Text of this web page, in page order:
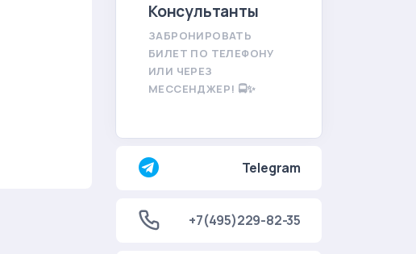
Консультанты
ЗАБРОНИРОВАТЬ
БИЛЕТ ПО ТЕЛЕФОНУ
ИЛИ ЧЕРЕЗ
МЕССЕНДЖЕР! 🚍✨
Telegram
+7(495)229-82-35